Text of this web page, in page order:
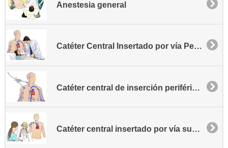
Anestesia general
Catéter Central Insertado por vía Periférica (CCIP)
Catéter central de inserción periférica (PICC) para pacientes ambulatorios
Catéter central insertado por vía subclavia - Vía SICC